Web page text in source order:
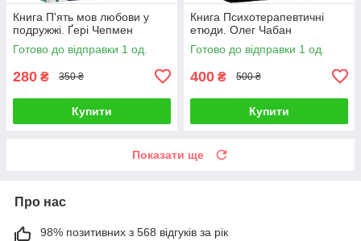
Книга П'ять мов любови у
подружжі. Ґері Чепмен
Готово до відправки 1 од.
280 ₴ 350 ₴
Купити
Книга Психотерапевтичні
етюди. Олег Чабан
Готово до відправки 1 од.
400 ₴ 500 ₴
Купити
Показати ще
Про нас
98% позитивних з 568 відгуків за рік